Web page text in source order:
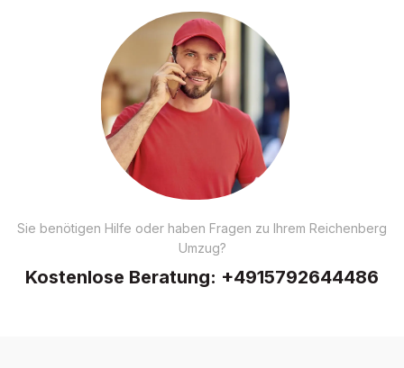
Sie benötigen Hilfe oder haben Fragen zu Ihrem Reichenberg
Umzug?
Kostenlose Beratung: +4915792644486